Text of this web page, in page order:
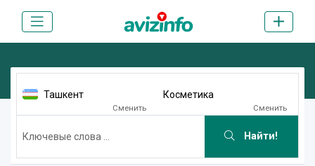
Ташкент
Сменить
Косметика
Сменить
Найти!